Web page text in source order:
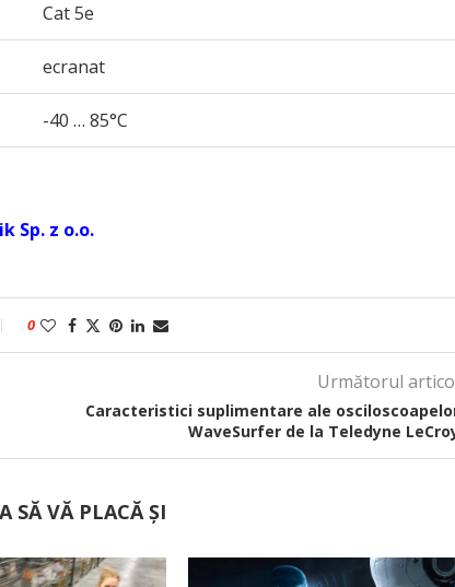
Cat 5e
ecranat
-40 … 85°C
Sp. z o.o.
0
Următorul
Caracteristici suplimentare ale
WaveSurfer de la Teledyne
SĂ VĂ PLACĂ ȘI